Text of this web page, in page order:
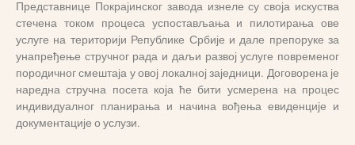
Представнице Покрајинског завода изнеле су своја искуства
стечена током процеса успостављања и пилотирања ове
услуге на територији Републике Србије и дале препоруке за
унапређење стручног рада и даљи развој услуге повременог
породичног смештаја у овој локалној заједници. Договорена је
наредна стручна посета која ће бити усмерена на процес
индивидуалног планирања и начина вођења евиденције и
документације о услузи.